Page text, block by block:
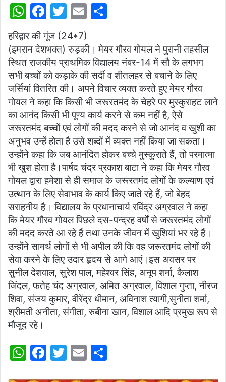
W
at
s
A
p
p
F
a
c
e
b
o
o
k
T
itt
er
E
ai
l
ar
e
हरिद्वार की गूंज (24*7)
(इमरान देशभक्त) रुड़की। मेयर गौरव गोयल ने पुरानी तहसील
स्थित राजकीय प्राथमिक विद्यालय नंबर-14 में सौ के लगभग
सभी बच्चों को कड़ाके की सर्दी व शीतलहर से बचाने के लिए
जर्सियां वितरित की। अपने विचार व्यक्त करते हुए मेयर गौरव
गोयल ने कहा कि किसी भी जरूरतमंद के चेहरे पर मुस्कुराहट लाने
का आनंद किसी भी पूण्य कार्य करने से कम नहीं है, ऐसे
जरूरतमंद बच्चों एवं लोगों की मदद करने से जो आनंद व खुशी का
अनुभव उन्हें होता है उसे शब्दों में व्यक्त नहीं किया जा सकता।
उन्होंने कहा कि जब आनंदित होकर बच्चे मुस्कुराते हैं, तो परमात्मा
भी खुश होता है।पार्षद चंद्र प्रकाश बाटा ने कहा कि मेयर गौरव
गोयल द्वारा हमेशा से ही समाज के जरूरतमंद लोगों के कल्याण एवं
उत्थान के लिए सेवाभाव के कार्य किए जाते रहे हैं, जो बेहद
सराहनीय है। विद्यालय के प्रधानाचार्य रविंद्र अग्रवाल ने कहा
कि मेयर गौरव गोयल पिछले दस-पन्द्रह वर्षों से जरूरतमंद लोगों
की मदद करते आ रहे हैं तथा उनके जीवन में खुशियां भर रहे हैं।
उन्होंने सामर्थ लोगों से भी अपील की कि वह जरूरतमंद लोगों की
सेवा करने के लिए उदार हृदय से आगे आएं।इस अवसर पर
सुनील देशवाल, सुरेश पाल, महेश्वर सिंह, अनूप शर्मा, कैलाश
जिंदल, फतेह चंद अग्रवाल, अमित अग्रवाल, विशाल गुप्ता, नीरज
शिवा, संजय कुमार, वीरेंद्र धीमान, अविनाश त्यागी,सुनीता शर्मा,
श्रीमती अनीता, संगीता, रुबीना खान, विशाल आदि प्रमुख रूप से
मौजूद रहे।
W F
T
E